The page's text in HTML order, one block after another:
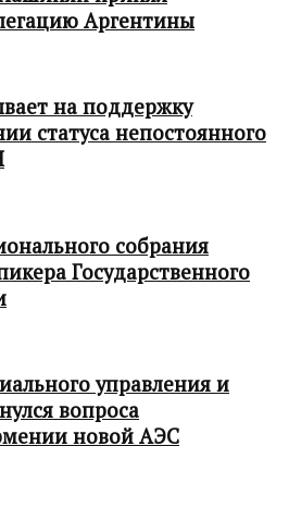
Аргентины
на поддержку
статуса непостоянного
собрания
Государственного
управления и
вопроса
новой АЭС